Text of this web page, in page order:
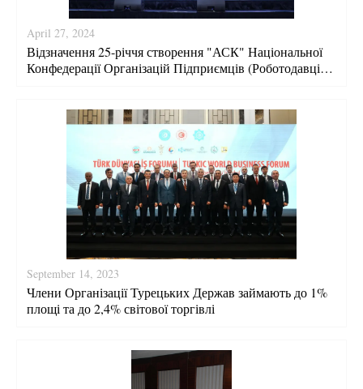
April 27, 2024
Відзначення 25-річчя створення "АСК" Національної
Конфедерації Організацій Підприємців (Роботодавців)
September 14, 2023
Члени Організації Турецьких Держав займають до 1%
площі та до 2,4% світової торгівлі